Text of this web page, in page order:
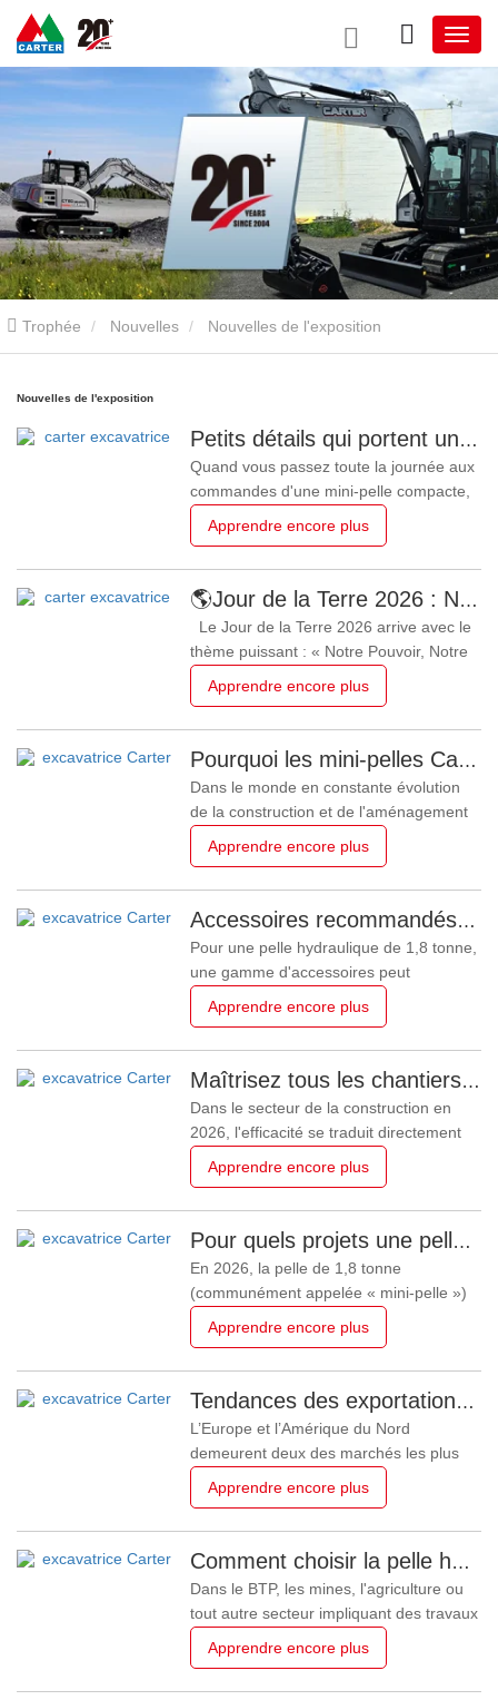
Trophée Nouvelles Nouvelles de l'exposition
Nouvelles de l'exposition
Petits détails qui portent un grand soin : porte-gobelet soudé sur mesure pour mini-pelles
Quand vous passez toute la journée aux
commandes d'une mini-pelle compacte,
chaque petit inconvénient s'accumule
rapidement. Notre équipe d'ingénieurs a
opérateurs de pelles, à visiter des
chantiers de construction et à observer
des scénarios de travail réels sur
Apprendre encore plus
🌎Jour de la Terre 2026 : Notre Pouvoir, Notre Planète — Atteindre une Construction Bas Carbone avec les Mini-pelles Carter
Le Jour de la Terre 2026 arrive avec le
thème puissant : « Notre Pouvoir, Notre
Planète. » Il rappelle à tous dans
l'industrie de la construction que la
pas de changements massifs et
perturbateurs. Elle commence par les
décisions quotidiennes que nous
Apprendre encore plus
Pourquoi les mini-pelles Carter deviennent-elles le premier choix des entrepreneurs du monde entier ?
Dans le monde en constante évolution
de la construction et de l'aménagement
paysager, la demande d'efficacité et de
polyvalence n'a jamais été aussi forte. À
trouve Carter Industrie Lourde, un
d'excavatrices basée dans le Shandong.
Reconnue
Apprendre encore plus
Accessoires recommandés pour une pelle mécanique de 1,8 tonne
Pour une pelle hydraulique de 1,8 tonne,
une gamme d'accessoires peut
considérablement augmenter sa
polyvalence pour les travaux
construction et de démolition. Les
comprennent :divers godets, un pouce
hydraulique, des tarières, des rippers et
des
Apprendre encore plus
Maîtrisez tous les chantiers : comment choisir la bonne excavatrice Carter (des micro-pelles de 0,6 t aux engins géants de 60 t pour l'exploitation minière)
Dans le secteur de la construction en
2026, l'efficacité se traduit directement
en profit. Que vous dirigiez une petite
entreprise d'aménagement paysager ou
l'adéquation entre votre machinerie et
les exigences de votre projet détermine
votre succès.Excavateurs
Apprendre encore plus
Pour quels projets une pelle mécanique de 1,8 tonne est-elle adaptée ?
En 2026, la pelle de 1,8 tonne
(communément appelée « mini-pelle »)
reste la référence mondiale en matière
de machines polyvalentes. Comparé à la
1,8 tonne offre un bond en avant
considérable en termes de force de
creusement, de stabilité et de portée,
tout
Apprendre encore plus
Tendances des exportations d'excavatrices en Europe et en Amérique du Nord : ce que les acheteurs recherchent réellement sur le marché actuel
L’Europe et l’Amérique du Nord
demeurent deux des marchés les plus
matures et exigeants pour les
équipements de construction.
où la sensibilité au prix est souvent
prépondérante, les acheteurs de ces
marchés privilégient la conformité, la
fiabilité, l’efficacité
Apprendre encore plus
Comment choisir la pelle hydraulique adaptée à vos besoins ? Guide complet de la gamme Carter.
Dans le BTP, les mines, l'agriculture ou
tout autre secteur impliquant des travaux
de terrassement, le choix de la bonne
pelle mécanique est souvent déterminant
Apprendre encore plus